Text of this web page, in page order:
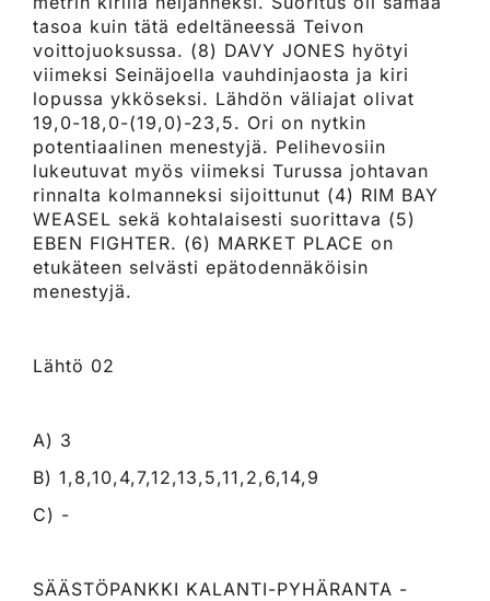
tasoa kuin tätä edeltäneessä Teivon
voittojuoksussa. (8) DAVY JONES hyötyi
viimeksi Seinäjoella vauhdinjaosta ja kiri
lopussa ykköseksi. Lähdön väliajat olivat
19,0-18,0-(19,0)-23,5. Ori on nytkin
potentiaalinen menestyjä. Pelihevosiin
lukeutuvat myös viimeksi Turussa johtavan
rinnalta kolmanneksi sijoittunut (4) RIM BAY
WEASEL sekä kohtalaisesti suorittava (5)
EBEN FIGHTER. (6) MARKET PLACE on
etukäteen selvästi epätodennäköisin
menestyjä.
Lähtö 02
A) 3
B) 1,8,10,4,7,12,13,5,11,2,6,14,9
C) -
SÄÄSTÖPANKKI KALANTI-PYHÄRANTA -